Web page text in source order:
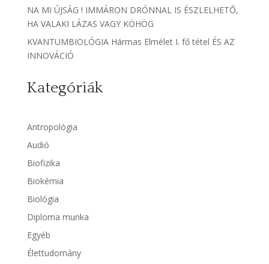
NA MI ÚJSÁG ! IMMÁRON DRÓNNAL IS ÉSZLELHETŐ,
HA VALAKI LÁZAS VAGY KÖHÖG
KVANTUMBIOLÓGIA Hármas Elmélet I. fő tétel ÉS AZ
INNOVÁCIÓ
Kategóriák
Antropológia
Audió
Biofizika
Biokémia
Biológia
Diploma munka
Egyéb
Élettudomány